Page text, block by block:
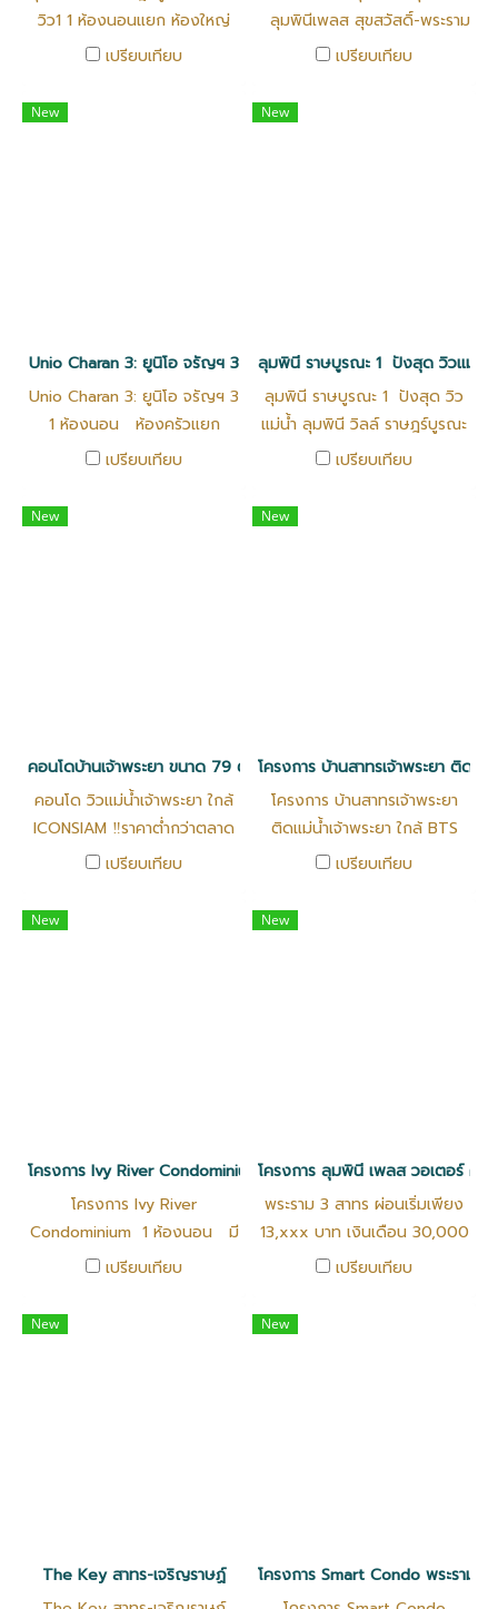
วิว1 1 ห้องนอนแยก ห้องใหญ่
สุด 30.19 ตร.ม. ส่วนกลางครบ
สระว่ายน้ำ key card ล๊อคชั้น
เปรียบเทียบ
ลุมพินีเพลส สุขสวัสดิ์-พระราม
2 เดินทางง่าย ใกล้รถไฟฟ้า
สุขสวัสดิ์) ใกล้ทางด่วน
เปรียบเทียบ
New
Unio Charan 3: ยูนิโอ จรัญฯ 3
Unio Charan 3: ยูนิโอ จรัญฯ 3
1 ห้องนอน ห้องครัวแยก
ขนาด 28.19 ตรม
เปรียบเทียบ
New
ลุมพินี ราษบูรณะ 1 ปังสุด วิวแม่น้ำ
ลุมพินี ราษบูรณะ 1 ปังสุด วิว
แม่น้ำ ลุมพินี วิลล์ ราษฎร์บูรณะ
- ริเวอร์วิว 1 1 ห้องนอน26
เปรียบเทียบ
New
คอนโดบ้านเจ้าพระยา ขนาด 79 ตรม.
คอนโด วิวแม่น้ำเจ้าพระยา ใกล้
ICONSIAM ‼️ราคาต่ำกว่าตลาด
3 ล้านบาท คอนโดบ้าน
เปรียบเทียบ
New
โครงการ บ้านสาทรเจ้าพระยา ติดแม่
โครงการ บ้านสาทรเจ้าพระยา
ติดแม่น้ำเจ้าพระยา ใกล้ BTS
ตากสินเพียง 900 เมตร #ห้อง
เปรียบเทียบ
New
โครงการ Ivy River Condominium
โครงการ Ivy River
Condominium 1 ห้องนอน มี
ครัว ขนาด 29.94 ตรม
เปรียบเทียบ
New
โครงการ ลุมพินี เพลส วอเตอร์ ค
พระราม 3 สาทร ผ่อนเริ่มเพียง
13,xxx บาท เงินเดือน 30,000
กู้ได้ โครงการ ลุมพินี เพลส วอ
ชั้นสูง วิวโล่ง เดินไปเซ็นทรัล
เปรียบเทียบ
New
The Key สาทร-เจริญราษฏ์
New
โครงการ Smart Condo พระราม2